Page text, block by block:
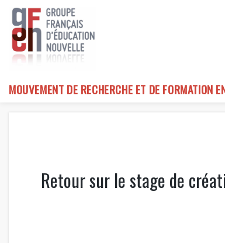
Skip
content
MOUVEMENT DE RECHERCHE ET DE FORMATION
Retour sur le stage de